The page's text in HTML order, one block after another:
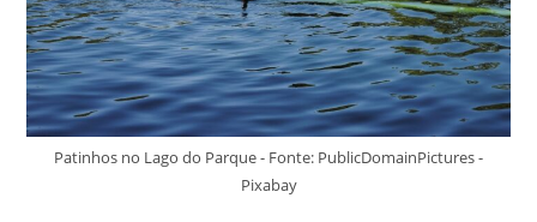
Patinhos no Lago do Parque - Fonte: PublicDomainPictures -
Pixabay